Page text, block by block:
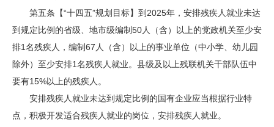
第五条【“十四五”规划目标】到2025年，安排残疾人就业未达
到规定比例的省级、地市级编制50人（含）以上的党政机关至少安
排1名残疾人，编制67人（含）以上的事业单位（中小学、幼儿园
除外）至少安排1名残疾人就业。县级及以上残联机关干部队伍中
要有15%以上的残疾人。
安排残疾人就业未达到规定比例的国有企业应当根据行业特
点，积极开发适合残疾人就业的岗位，安排残疾人就业。